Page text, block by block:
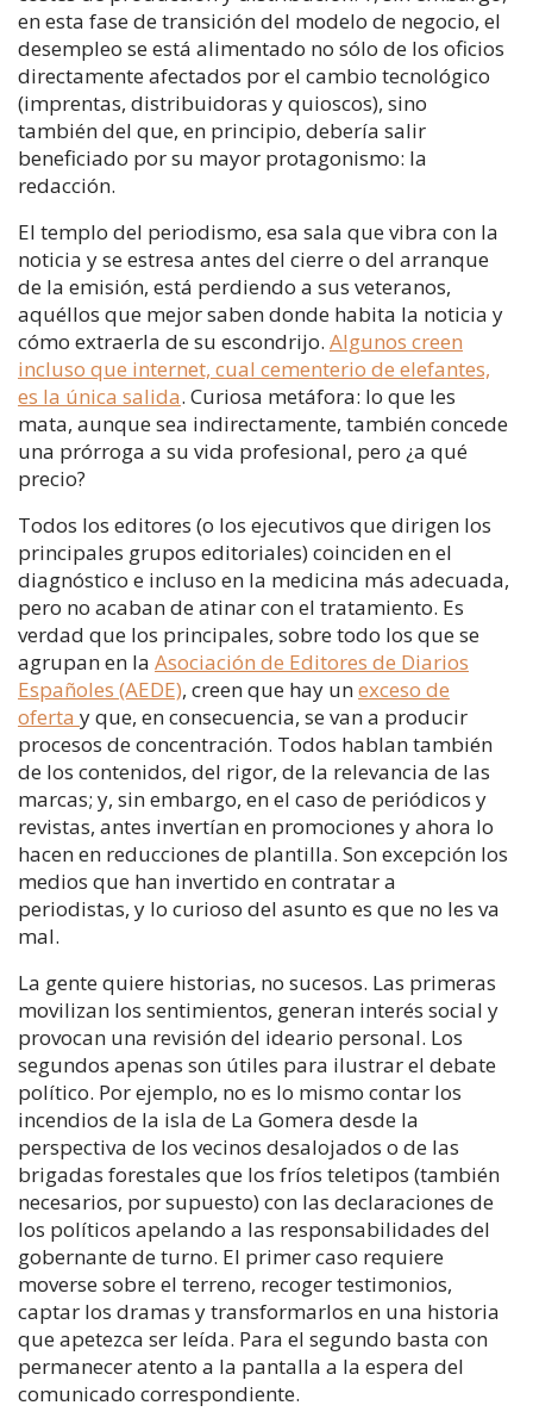
en esta fase de transición del modelo de negocio, el
desempleo se está alimentado no sólo de los oficios
directamente afectados por el cambio tecnológico
(imprentas, distribuidoras y quioscos), sino
también del que, en principio, debería salir
beneficiado por su mayor protagonismo: la
redacción.
El templo del periodismo, esa sala que vibra con la
noticia y se estresa antes del cierre o del arranque
de la emisión, está perdiendo a sus veteranos,
aquéllos que mejor saben donde habita la noticia y
cómo extraerla de su escondrijo. Algunos creen
incluso que internet, cual cementerio de elefantes,
es la única salida. Curiosa metáfora: lo que les
mata, aunque sea indirectamente, también concede
una prórroga a su vida profesional, pero ¿a qué
precio?
Todos los editores (o los ejecutivos que dirigen los
principales grupos editoriales) coinciden en el
diagnóstico e incluso en la medicina más adecuada,
pero no acaban de atinar con el tratamiento. Es
verdad que los principales, sobre todo los que se
agrupan en la Asociación de Editores de Diarios
Españoles (AEDE), creen que hay unexceso de
oferta y que, en consecuencia, se van a producir
procesos de concentración. Todos hablan también
de los contenidos, del rigor, de la relevancia de las
marcas; y, sin embargo, en el caso de periódicos y
revistas, antes invertían en promociones y ahora lo
hacen en reducciones de plantilla. Son excepción los
medios que han invertido en contratar a
periodistas, y lo curioso del asunto es que no les va
mal.
La gente quiere historias, no sucesos. Las primeras
movilizan los sentimientos, generan interés social y
provocan una revisión del ideario personal. Los
segundos apenas son útiles para ilustrar el debate
político. Por ejemplo, no es lo mismo contar los
incendios de la isla de La Gomera desde la
perspectiva de los vecinos desalojados o de las
brigadas forestales que los fríos teletipos (también
necesarios, por supuesto) con las declaraciones de
los políticos apelando a las responsabilidades del
gobernante de turno. El primer caso requiere
moverse sobre el terreno, recoger testimonios,
captar los dramas y transformarlos en una historia
que apetezca ser leída. Para el segundo basta con
permanecer atento a la pantalla a la espera del
comunicado correspondiente.